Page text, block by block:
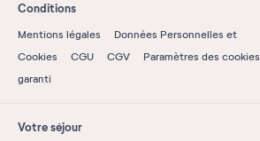
Conditions
Mentions légales
Données Personnelles et
Cookies
CGU CGV Paramètres des cookies
garanti
Votre séjour